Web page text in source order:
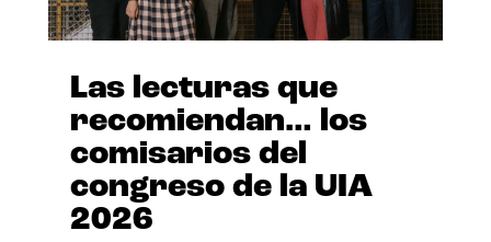
Las lecturas que
recomiendan… los
comisarios del
congreso de la UIA
2026